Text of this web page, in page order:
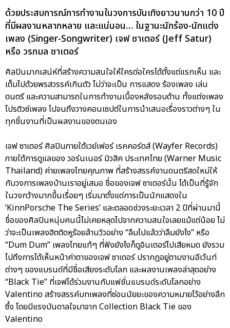
ด้วยประสบการณ์การทำงานในวงการบันเทิงยาวนานกว่า 10 ปี
ที่มีผลงานหลากหลาย และแน่นอน… ในฐานะนักร้อง-นักแต่ง
เพลง (Singer-Songwriter) เจฟ ซาเตอร์ (Jeff Satur)
หรือ วรกมล ซาเตอร์
ศิลปินมากเสน่ห์ที่สร้างความสนใจให้ใครต่อใครได้ตั้งแต่แรกเห็น และ
เต็มไปด้วยพรสวรรค์เกินตัว ไม่ว่าจะเป็น การแสดง ร้องเพลง เล่น
ดนตรี และความสามารถในการทำงานเบื้องหลังรอบด้าน ทั้งแต่งเพลง
โปรดิวซ์เพลง ไปจนถึงวางคอนเซปต์ในการนำเสนอเรื่องราวต่างๆ ใน
ทุกชิ้นงานที่เป็นผลงานของตนเอง
เจฟ ซาเตอร์ ศิลปินภายใต้เวย์เฟอร์ เรคคอร์ดส์ (Wayfer Records)
ภายใต้การดูแลของ วอร์นเนอร์ มิวสิค ประเทศไทย (Warner Music
Thailand) ค่ายเพลงไทยคุณภาพ ที่สร้างสรรค์งานดนตรีสดใหม่ให้
กับวงการเพลงบ้านเราอยู่เสมอ ชื่อของเจฟ ซาเตอร์นั้น ได้เป็นที่รู้จัก
ในวงกว้างมากขึ้นเรื่อยๆ เริ่มมาตั้งแต่การเป็นนักแสดงใน
‘KinnPorsche The Series’ และตลอดช่วงระยะเวลา 2 ปีที่ผ่านมานี้
ชื่อของศิลปินหนุ่มคนนี้ไม่เคยหลุดไปจากความสนใจเลยแม้แต่น้อย ไม่
ว่าจะเป็นเพลงฮิตติดหูร้อยล้านวิวอย่าง “ลืมไปแล้วว่าลืมยังไง” หรือ
“Dum Dum” เพลงไทยแท้ๆ ที่ฟังยังไงก็ดูอินเตอร์ไปเสียหมด ยังรวม
ไปถึงการได้เห็นหน้าค่าตาของเจฟ ซาเตอร์ ปรากฏอยู่ตามงานอีเว้นท์
ต่างๆ ของแบรนด์ที่มีชื่อเสียงระดับโลก และผลงานเพลงล่าสุดอย่าง
“Black Tie” ที่เจฟได้ร่วมงานกับแฟชั่นแบรนด์ระดับโลกอย่าง
Valentino สร้างสรรค์บทเพลงที่ซ่อนนัยยะของความหมายไว้อย่างลึก
ซึ้ง โดยมีแรงบันดาลใจมาจาก Collection Black Tie ของ
Valentino